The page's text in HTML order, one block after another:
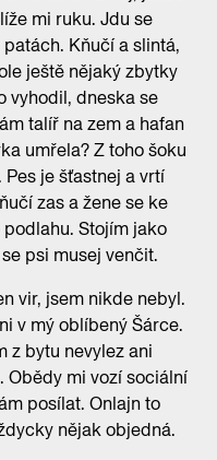
mi ruku. Jdu se
Kňučí a slintá,
ještě nějaký zbytky
vyhodil, dneska se
talíř na zem a hafan
umřela? Z toho šoku
je šťastnej a vrtí
zas a žene se ke
Stojím jako
psi musej venčit.
vir, jsem nikde nebyl.
v mý oblíbený Šárce.
z bytu nevylez ani
Obědy mi vozí sociální
posílat. Onlajn to
nějak objedná.